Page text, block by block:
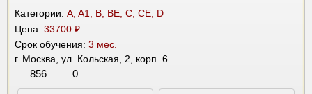
Категории: A, A1, B, BE, C, CE, D
Цена: 33700 ₽
Срок обучения: 3 мес.
г. Москва, ул. Кольская, 2, корп. 6
856 0